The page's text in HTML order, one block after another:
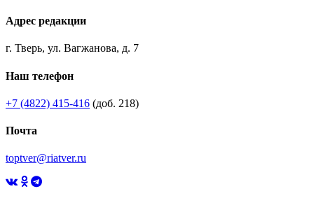
Адрес редакции
г. Тверь, ул. Вагжанова, д. 7
Наш телефон
+7 (4822) 415-416 (доб. 218)
Почта
toptver@riatver.ru